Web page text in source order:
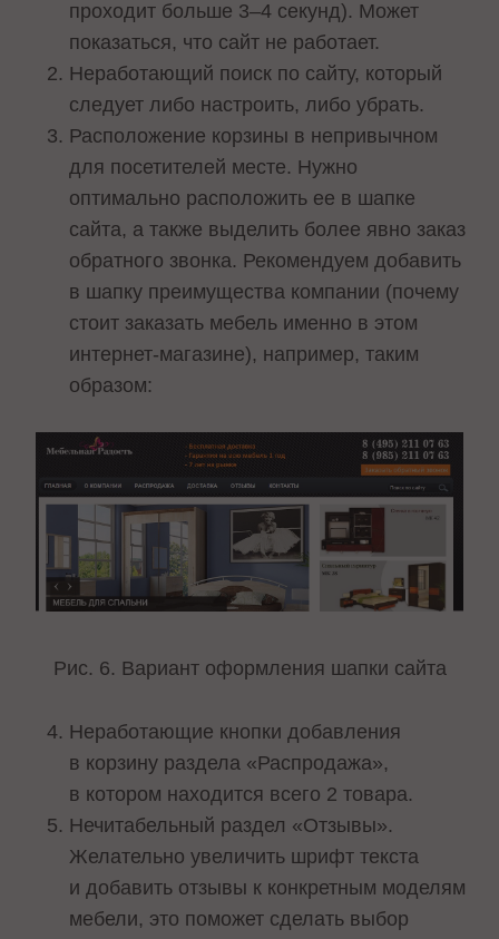
проходит больше 3–4 секунд). Может
показаться, что сайт не работает.
Неработающий поиск по сайту, который
следует либо настроить, либо убрать.
Расположение корзины в непривычном
для посетителей месте. Нужно
оптимально расположить ее в шапке
сайта, а также выделить более явно заказ
обратного звонка. Рекомендуем добавить
в шапку преимущества компании (почему
стоит заказать мебель именно в этом
интернет-магазине), например, таким
образом:
Рис. 6. Вариант оформления шапки сайта
Неработающие кнопки добавления
в корзину раздела «Распродажа»,
в котором находится всего 2 товара.
Нечитабельный раздел «Отзывы».
Желательно увеличить шрифт текста
и добавить отзывы к конкретным моделям
мебели, это поможет сделать выбор